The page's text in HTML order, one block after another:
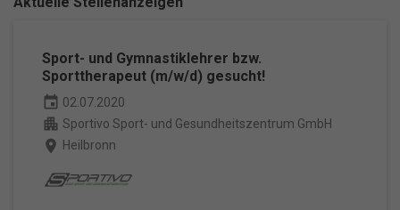
Sport- und Gymnastiklehrer bzw.
Sporttherapeut (m/w/d) gesucht!
event 02.07.2020
apartment Sportivo Sport- und Gesundheitszentrum GmbH
place Heilbronn
Marketing (1)
sie Besucher über Websites hinweg verfolgen.
Cookie-Informationen anzeigen
powered by Borlabs Cookie